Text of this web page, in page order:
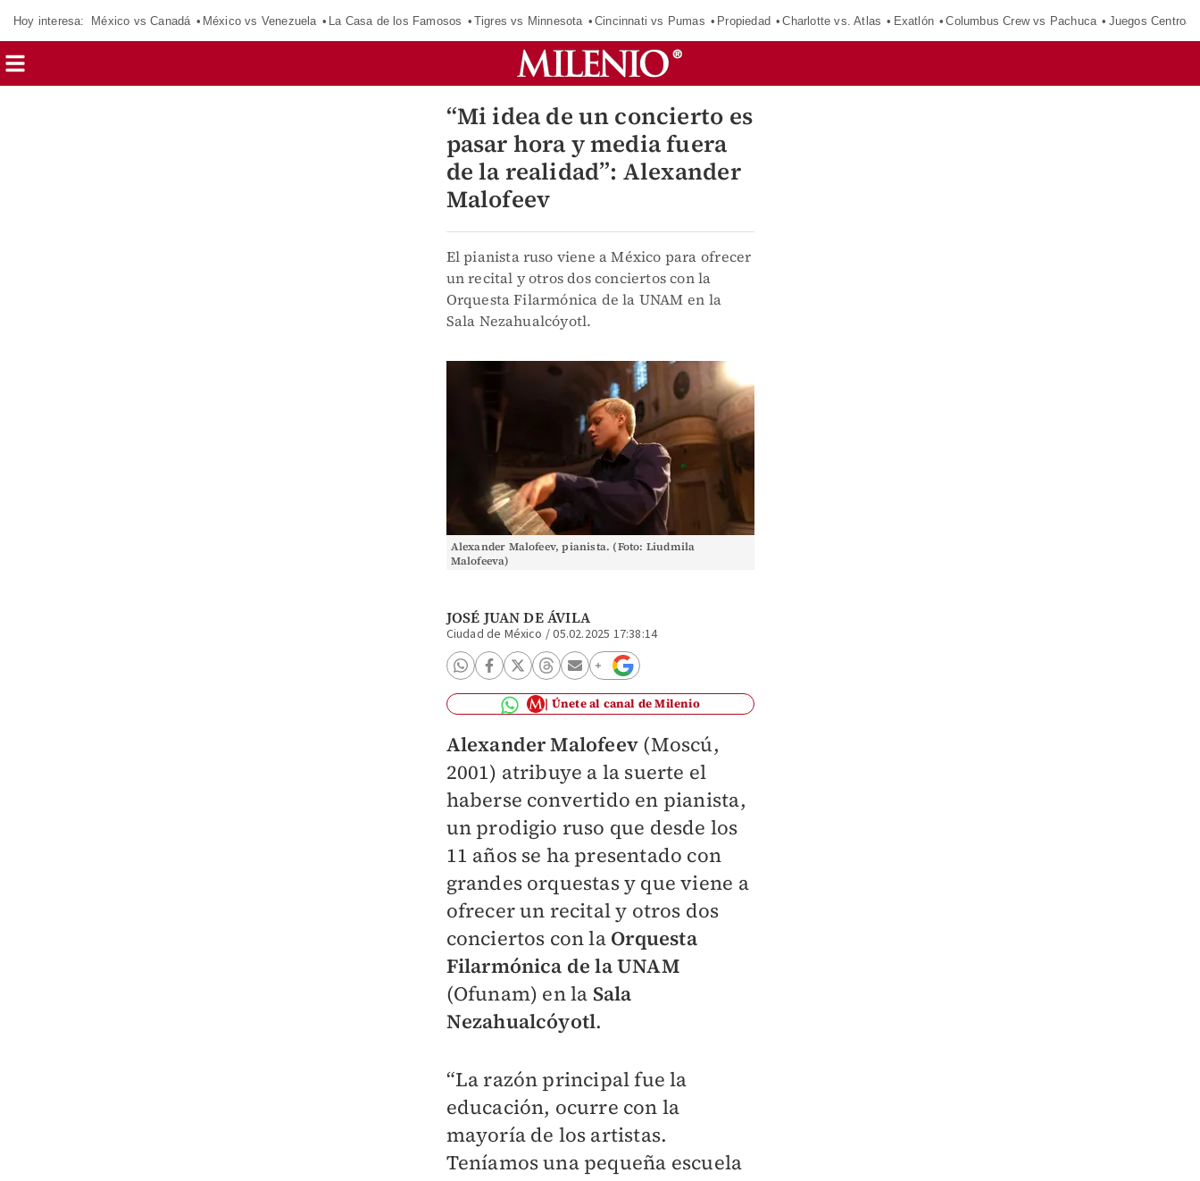
Hoy interesa: México vs Canadá México vs Venezuela La Casa de los Famosos Tigres vs Minnesota Cincinnati vs Pumas Propiedad Charlotte vs. Atlas Exatlón Columbus Crew vs Pachuca Juegos
“Mi idea de un concierto es
pasar hora y media fuera
de la realidad”: Alexander
Malofeev
El pianista ruso viene a México para ofrecer
un recital y otros dos conciertos con la
Orquesta Filarmónica de la UNAM en la
Sala Nezahualcóyotl.
Alexander Malofeev, pianista. (Foto: Liudmila
Malofeeva)
JOSÉ JUAN DE ÁVILA
Ciudad de México /05.02.2025 17:38:14
Únete al canal de Milenio
Alexander Malofeev (Moscú,
2001) atribuye a la suerte el
haberse convertido en pianista,
un prodigio ruso que desde los
11 años se ha presentado con
grandes orquestas y que viene a
ofrecer un recital y otros dos
conciertos con la Orquesta
Filarmónica de la UNAM
(Ofunam) en la Sala
Nezahualcóyotl.
“La razón principal fue la
educación, ocurre con la
mayoría de los artistas.
Teníamos una pequeña escuela